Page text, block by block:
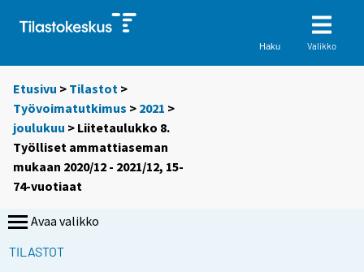
Haku Valikko
Etusivu > Tilastot >
Työvoimatutkimus > 2021 >
joulukuu > Liitetaulukko 8.
Työlliset ammattiaseman
mukaan 2020/12 - 2021/12, 15-
74-vuotiaat
Avaa valikko
TILASTOT